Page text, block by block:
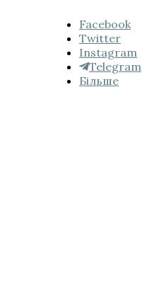
Підпишись
на
нас:
Facebook
Twitter
Instagram
Telegram
Більше